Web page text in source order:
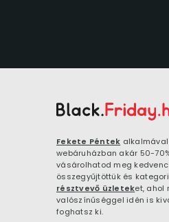
Fekete Péntek
webáruházban akár 50-
vásárolhatod meg
összegyűjtöttük és
résztvevő üzleteket, ahol
valószínűséggel idén is
foghatsz ki.